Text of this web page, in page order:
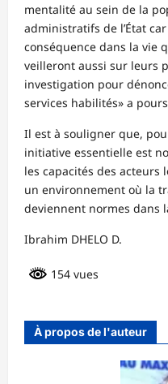
mentalité au sein de la
administratifs de l’État
conséquence dans la vie
veilleront aussi sur leurs
investigation pour
services habilités» a
Il est à souligner que,
initiative essentielle est
les capacités des acteurs
un environnement où la
deviennent normes dans
Ibrahim DHELO D.
154 vues
À propos de l'auteur